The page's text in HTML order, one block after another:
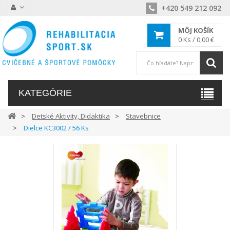
+420 549 212 092
MÔJ KOŠÍK
0 Ks / 0,00 €
KATEGÓRIE
Detské Aktivity, Didaktika
Stavebnice
Dielce KC3002 / 56 Ks